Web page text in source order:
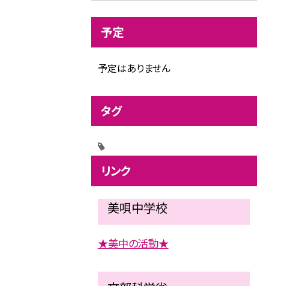
予定
予定はありません
タグ
リンク
美唄中学校
★美中の活動★